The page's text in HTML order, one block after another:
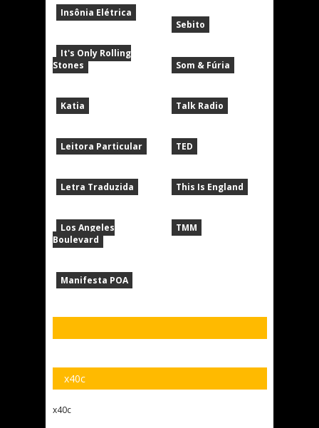
Insônia Elétrica
It's Only Rolling
Stones
Katia
Leitora Particular
Letra Traduzida
Los Angeles
Boulevard
Manifesta POA
Sebito
Som & Fúria
Talk Radio
TED
This Is England
TMM
x40c
x40c